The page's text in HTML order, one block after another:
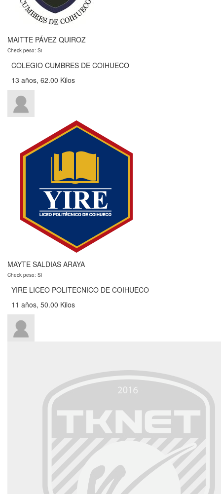
MAITTE PÁVEZ QUIROZ
Check peso: Si
COLEGIO CUMBRES DE COIHUECO
13 años, 62.00 Kilos
MAYTE SALDIAS ARAYA
Check peso: Si
YIRE LICEO POLITECNICO DE COIHUECO
11 años, 50.00 Kilos